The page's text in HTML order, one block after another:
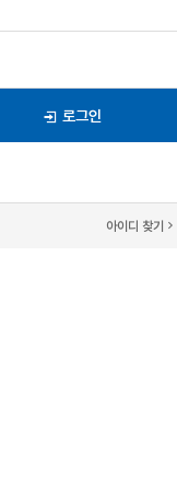
로그인
아이디 찾기